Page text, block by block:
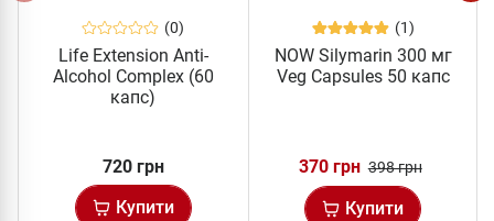
(0)
Life Extension Anti-
Alcohol Complex (60
капс)
720 грн
Купити
(1)
NOW Silymarin 300 мг
Veg Capsules 50 капс
370 грн 398 грн
Купити